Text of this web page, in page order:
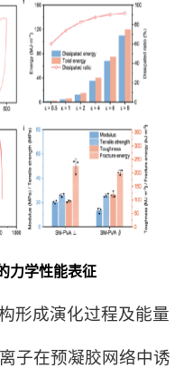
力学性能表征
形成演化过程及能量
子在预凝胶网络中诱